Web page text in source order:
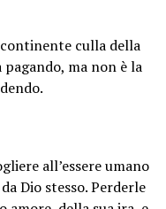
culla della
ma non è la
all’essere umano
Dio stesso. Perderle